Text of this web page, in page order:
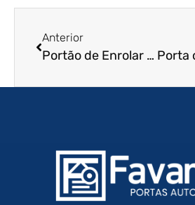
Anterior
Portão de Enrolar em João Pessoa – PB